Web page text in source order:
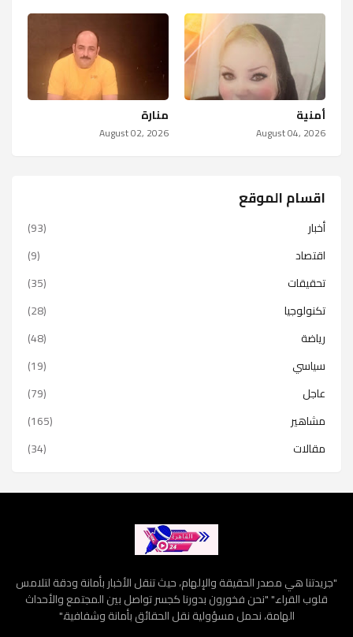
أمنية
August 04, 2026
منارة
August 02, 2026
اقسام الموقع
أخبار
(93)
اقتصاد
(9)
تحقيقات
(35)
تكنولوجيا
(28)
رياضة
(48)
سياسي
(19)
عاجل
(79)
مشاهير
(165)
مقالات
(34)
"جريدتنا هي مصدر الحقيقة والإلهام، حيث تنقل الأخبار بأمانة ودقة لتلامس
قلوب القراء." "نحن فخورون بدورنا كجسر تواصل بين المجتمع والأحداث
الهامة، نحمل مسؤولية نقل الحقائق بأمانة وشفافية."